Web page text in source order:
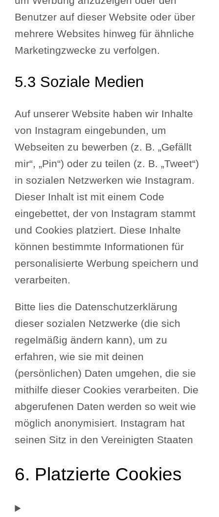
Benutzer auf dieser Website oder über
mehrere Websites hinweg für ähnliche
Marketingzwecke zu verfolgen.
5.3 Soziale Medien
Auf unserer Website haben wir Inhalte
von Instagram eingebunden, um
Webseiten zu bewerben (z. B. „Gefällt
mir“, „Pin“) oder zu teilen (z. B. „Tweet“)
in sozialen Netzwerken wie Instagram.
Dieser Inhalt ist mit einem Code
eingebettet, der von Instagram stammt
und Cookies platziert. Diese Inhalte
können bestimmte Informationen für
personalisierte Werbung speichern und
verarbeiten.
Bitte lies die Datenschutzerklärung
dieser sozialen Netzwerke (die sich
regelmäßig ändern kann), um zu
erfahren, wie sie mit deinen
(persönlichen) Daten umgehen, die sie
mithilfe dieser Cookies verarbeiten. Die
abgerufenen Daten werden so weit wie
möglich anonymisiert. Instagram hat
seinen Sitz in den Vereinigten Staaten
6. Platzierte Cookies